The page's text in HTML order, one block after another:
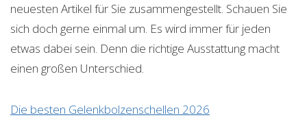
neuesten Artikel für Sie zusammengestellt. Schauen Sie
sich doch gerne einmal um. Es wird immer für jeden
etwas dabei sein. Denn die richtige Ausstattung macht
einen großen Unterschied.
Die besten Gelenkbolzenschellen 2026